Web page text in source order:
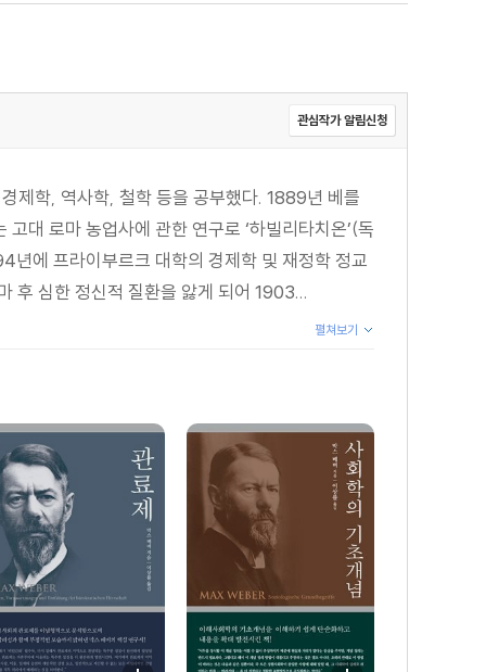
관심작가 알림신청
제학, 역사학, 철학 등을 공부했다. 1889년 베를
대 로마 농업사에 관한 연구로 ‘하빌리타치온’(독
에 프라이부르크 대학의 경제학 및 재정학 정교
후 심한 정신적 질환을 앓게 되어 1903...
펼쳐보기